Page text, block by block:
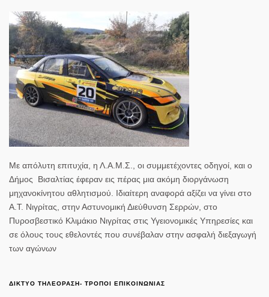
Με απόλυτη επιτυχία, η Λ.Α.Μ.Σ., οι συμμετέχοντες οδηγοί, και ο
Δήμος Βισαλτίας έφεραν εις πέρας μια ακόμη διοργάνωση
μηχανοκίνητου αθλητισμού. Ιδιαίτερη αναφορά αξίζει να γίνει στο
Α.Τ. Νιγρίτας, στην Αστυνομική Διεύθυνση Σερρών, στο
Πυροσβεστικό Κλιμάκιο Νιγρίτας στις Υγειονομικές Υπηρεσίες και
σε όλους τους εθελοντές που συνέβαλαν στην ασφαλή διεξαγωγή
των αγώνων
ΔΙΚΤΥΟ ΤΗΛΕΟΡΑΣΗ- ΤΡΟΠΟΙ ΕΠΙΚΟΙΝΩΝΙΑΣ